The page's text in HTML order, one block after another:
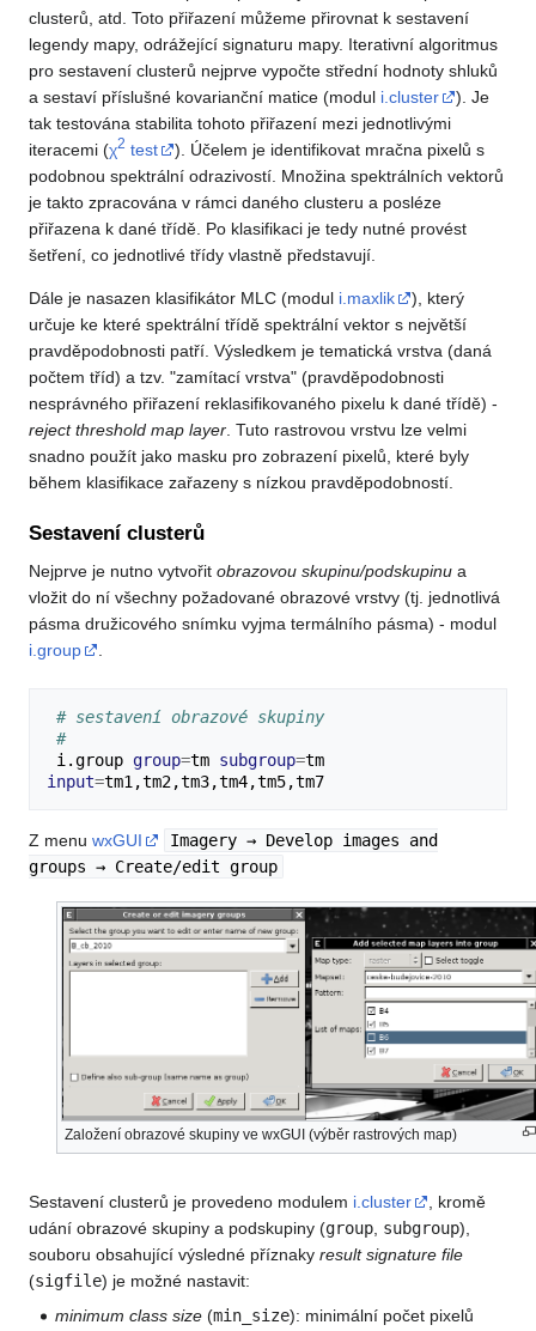
clusterů, atd. Toto přiřazení můžeme přirovnat k sestavení
legendy mapy, odrážející signaturu mapy. Iterativní algoritmus
pro sestavení clusterů nejprve vypočte střední hodnoty shluků
a sestaví příslušné kovarianční matice (modul i.cluster
). Je
tak testována stabilita tohoto přiřazení mezi jednotlivými
iteracemi (χ2 test
). Účelem je identifikovat mračna pixelů s
podobnou spektrální odrazivostí. Množina spektrálních vektorů
je takto zpracována v rámci daného clusteru a posléze
přiřazena k dané třídě. Po klasifikaci je tedy nutné provést
šetření, co jednotlivé třídy vlastně představují.
Dále je nasazen klasifikátor MLC (modul i.maxlik
), který
určuje ke které spektrální třídě spektrální vektor s největší
pravděpodobnosti patří. Výsledkem je tematická vrstva (daná
počtem tříd) a tzv. "zamítací vrstva" (pravděpodobnosti
nesprávného přiřazení reklasifikovaného pixelu k dané třídě) -
reject threshold map layer . Tuto rastrovou vrstvu lze velmi
snadno použít jako masku pro zobrazení pixelů, které byly
během klasifikace zařazeny s nízkou pravděpodobností.
Sestavení clusterů
Nejprve je nutno vytvořit obrazovou skupinu/podskupinu a
vložit do ní všechny požadované obrazové vrstvy (tj. jednotlivá
pásma družicového snímku vyjma termálního pásma) - modul
i.group
# sestavení obrazové skupiny
#
i.group group=tm subgroup=tm
input=
Z menu wxGUI
Imagery → Develop images and
groups → Create/edit group
Založení obrazové skupiny ve wxGUI (výběr rastrových map)
Sestavení clusterů je provedeno modulem i.cluster
, kromě
udání obrazové skupiny a podskupiny (group subgroup),
souboru obsahující výsledné příznaky result signature file
(sigfile) je možné nastavit:
minimum class size (min_size): minimální počet pixelů